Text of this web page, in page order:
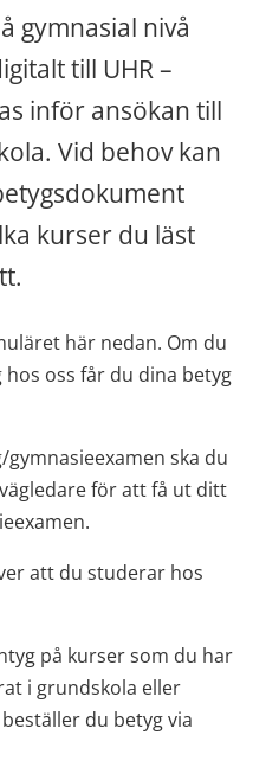
gymnasial nivå
till UHR –
inför ansökan till
Vid behov kan
kurser du läst
här nedan.​ Om du
oss får du dina betyg
ska du
för att få ut ditt
att du studerar hos
på kurser som du har
i grundskola eller